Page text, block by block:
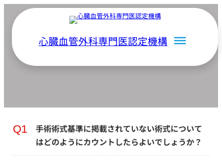
心臓血管外科専門医認定機構
手術術式基準に掲載されていない術式について
はどのようにカウントしたらよいでしょうか？